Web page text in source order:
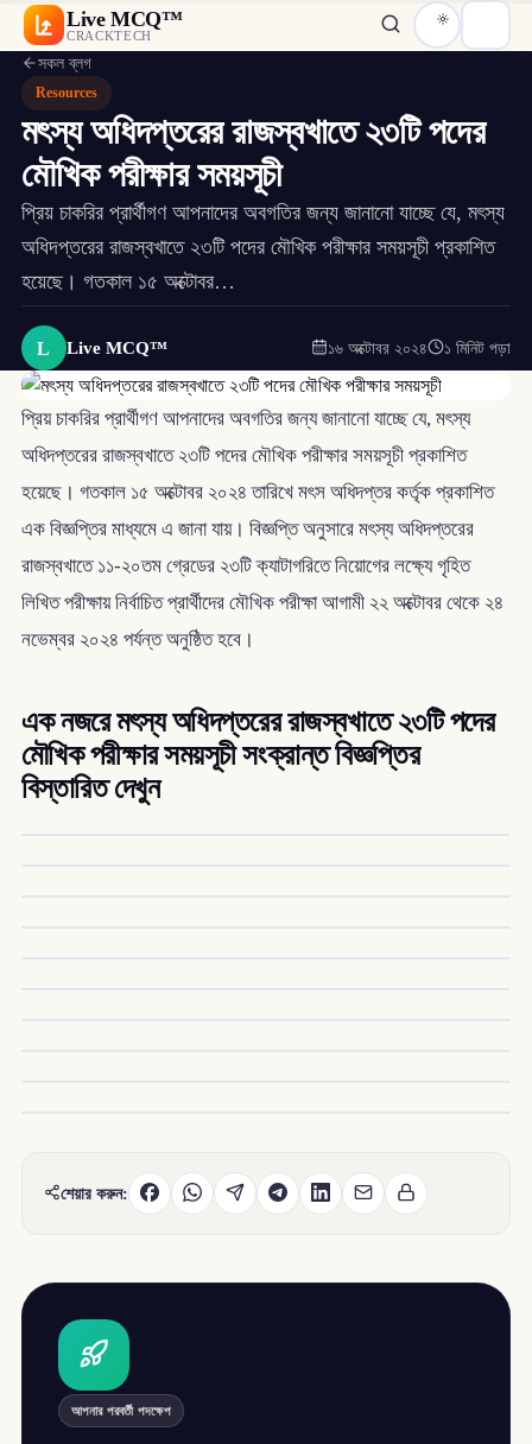
Live MCQ™
CRACKTECH
সকল ব্লগ
Resources
মৎস্য অধিদপ্তরের রাজস্বখাতে ২৩টি পদের
মৌখিক পরীক্ষার সময়সূচী
প্রিয় চাকরির প্রার্থীগণ আপনাদের অবগতির জন্য জানানো যাচ্ছে যে, মৎস্য
অধিদপ্তরের রাজস্বখাতে ২৩টি পদের মৌখিক পরীক্ষার সময়সূচী প্রকাশিত
হয়েছে। গতকাল ১৫ অক্টোবর…
L Live MCQ™ ১৬ অক্টোবর ২০২৪ ১ মিনিট পড়া
প্রিয় চাকরির প্রার্থীগণ আপনাদের অবগতির জন্য জানানো যাচ্ছে যে, মৎস্য
অধিদপ্তরের রাজস্বখাতে ২৩টি পদের মৌখিক পরীক্ষার সময়সূচী প্রকাশিত
হয়েছে। গতকাল ১৫ অক্টোবর ২০২৪ তারিখে মৎস অধিদপ্তর কর্তৃক প্রকাশিত
এক বিজ্ঞপ্তির মাধ্যমে এ জানা যায়। বিজ্ঞপ্তি অনুসারে মৎস্য অধিদপ্তরের
রাজস্বখাতে ১১-২০তম গ্রেডের ২৩টি ক্যাটাগরিতে নিয়োগের লক্ষ্যে গৃহিত
লিখিত পরীক্ষায় নির্বাচিত প্রার্থীদের মৌখিক পরীক্ষা আগামী ২২ অক্টোবর থেকে ২৪
নভেম্বর ২০২৪ পর্যন্ত অনুষ্ঠিত হবে।
এক নজরে মৎস্য অধিদপ্তরের রাজস্বখাতে ২৩টি পদের
মৌখিক পরীক্ষার সময়সূচী সংক্রান্ত বিজ্ঞপ্তির
বিস্তারিত দেখুন
শেয়ার করুন:
আপনার পরবর্তী পদক্ষেপ